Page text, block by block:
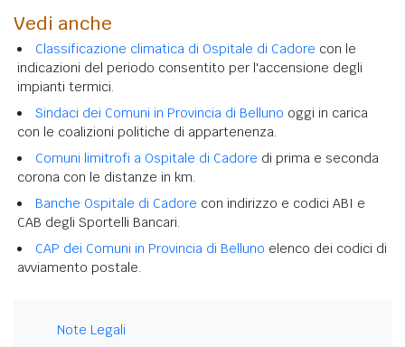
Vedi anche
Classificazione climatica di Ospitale di Cadore con le
indicazioni del periodo consentito per l'accensione degli
impianti termici.
Sindaci dei Comuni in Provincia di Belluno oggi in carica
con le coalizioni politiche di appartenenza.
Comuni limitrofi a Ospitale di Cadore di prima e seconda
corona con le distanze in km.
Banche Ospitale di Cadore con indirizzo e codici ABI e
CAB degli Sportelli Bancari.
CAP dei Comuni in Provincia di Belluno elenco dei codici di
avviamento postale.
Note Legali